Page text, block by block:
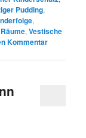
Pudding,
,
,Vestische
Kommentar